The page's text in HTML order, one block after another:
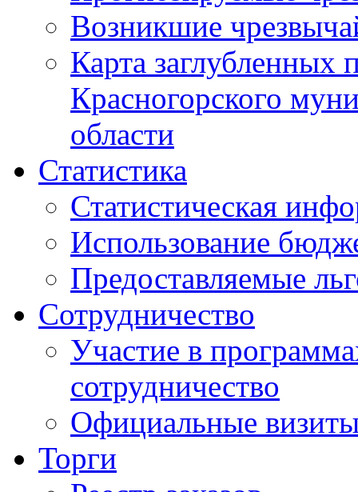
Возникшие
Карта
Красногорского
области
Статистика
Статистическая
Использование
Предоставляемые
Сотрудничество
Участие в
сотрудничество
Официальные
Торги